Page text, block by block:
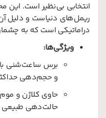
انتخابی بی‌نظیر است.
ریمل‌های دنیاست و دلیل
دراماتیکی است که به
ویژگی‌ها:
برس ساعت‌شنی
و حجم‌دهی
حاوی کلاژن و
حالت‌دهی طبیعی